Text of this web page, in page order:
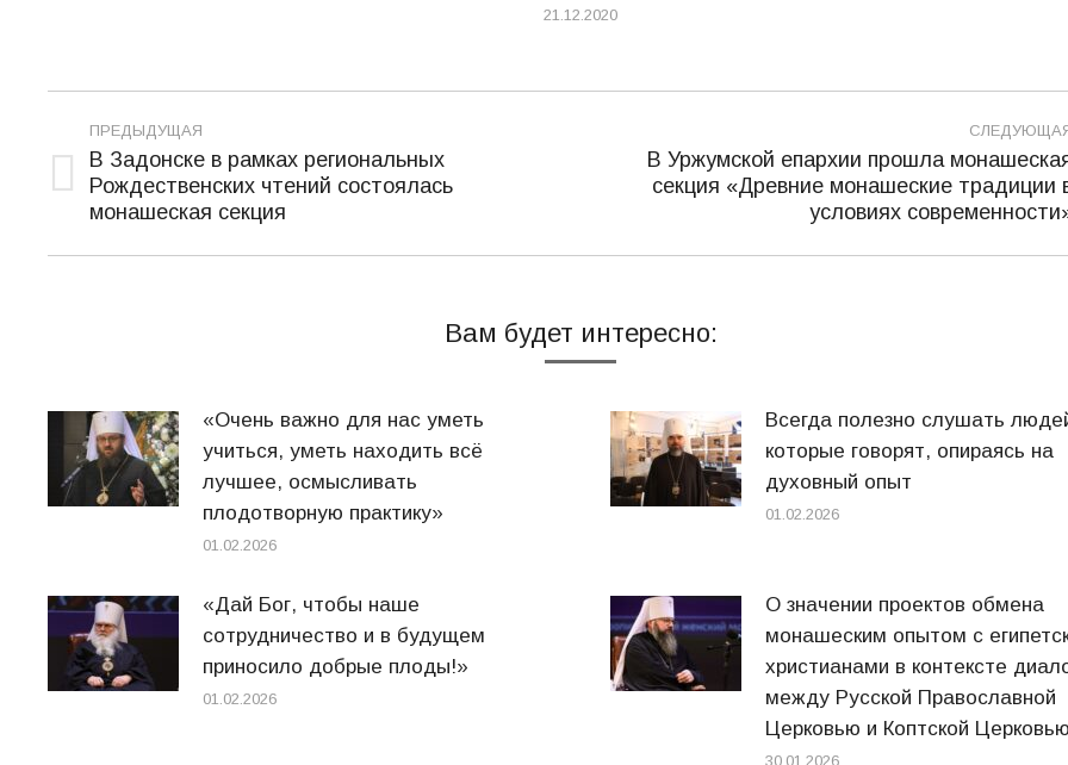
21.12.2020
Навигация
по
записям
ПРЕДЫДУЩАЯ
Предыдущая
запись:
В Задонске в рамках региональных
Рождественских чтений состоялась
монашеская секция
Следующая
В Уржумской епархии прошла
секция «Древние монашеские традиции
условиях
Вам будет интересно:
«Очень важно для нас уметь
учиться, уметь находить всё
лучшее, осмысливать
плодотворную практику»
01.02.2026
Всегда полезно слушать
которые говорят, опираясь на
духовный опыт
01.02.2026
«Дай Бог, чтобы наше
сотрудничество и в будущем
приносило добрые плоды!»
01.02.2026
О значении проектов обмена
монашеским опытом с
христианами в контексте
между Русской Православной
Церковью и Коптской Церковью
30.01.2026